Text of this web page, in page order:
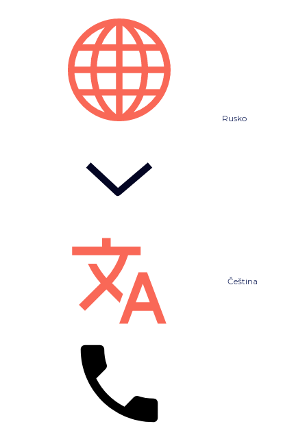
Rusko
Čeština